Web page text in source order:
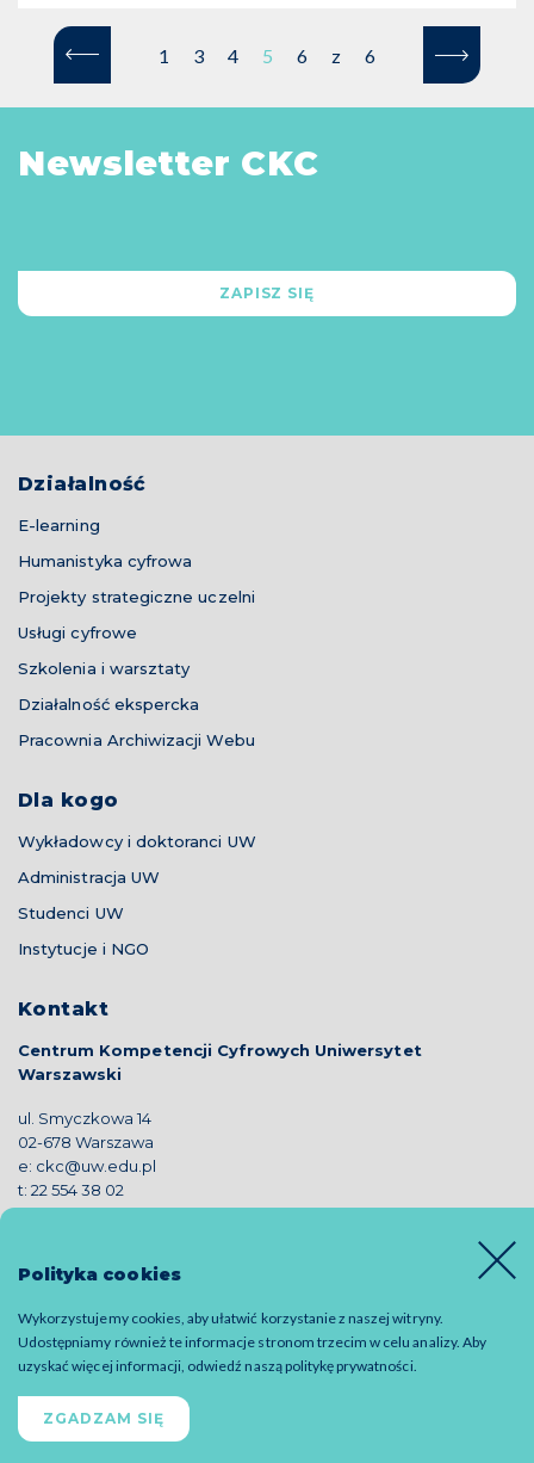
1 3 4 5 6 z 6
Działalność
E-learning
Humanistyka cyfrowa
Projekty strategiczne uczelni
Usługi cyfrowe
Szkolenia i warsztaty
Działalność ekspercka
Pracownia Archiwizacji Webu
Dla kogo
Wykładowcy i doktoranci UW
Administracja UW
Studenci UW
Instytucje i NGO
Kontakt
Centrum Kompetencji Cyfrowych Uniwersytet
Warszawski
ul. Smyczkowa 14
02-678 Warszawa
e: ckc@uw.edu.pl
t:22 554 38 02
© 2019 CKC - all rights reserved
Polityka prywatności
Deklaracja dostępności
Newsletter CKC
ZAPISZ SIĘ
Polityka cookies
Wykorzystujemy cookies, aby ułatwić korzystanie z naszej witryny.
Udostępniamy również te informacje stronom trzecim w celu analizy. Aby
uzyskać więcej informacji, odwiedź nasząpolitykę prywatności.
ZGADZAM SIĘ